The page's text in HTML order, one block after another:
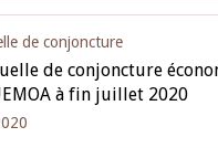
de conjoncture
de conjoncture
à fin juillet 2020